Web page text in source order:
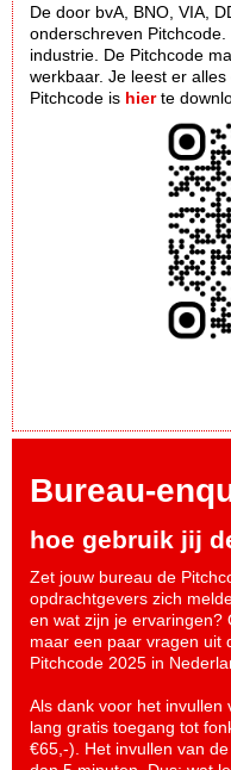
De door bvA, BNO, VIA,
onderschreven
industrie. De Pitchcode
werkbaar. Je leest er alles
Pitchcode is hierte
Bureau-
hoe gebruik jij
Zet jouw bureau de
opdrachtgevers zich
en wat zijn je ervaringen?
maar een paar vragen uit
Pitchcode 2025 in
Als dank voor het invullen
lang gratis toegang tot
€65,-). Het invullen van